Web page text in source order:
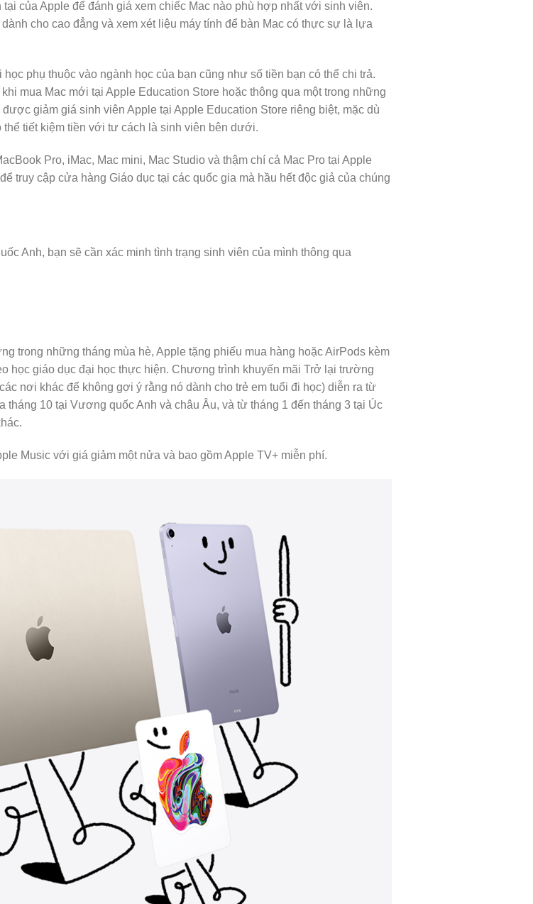
của Apple để đánh giá xem chiếc Mac nào phù hợp nhất với sinh viên.
cho cao đẳng và xem xét liệu máy tính để bàn Mac có thực sự là lựa
phụ thuộc vào ngành học của bạn cũng như số tiền bạn có thể chi trả.
mua Mac mới tại Apple Education Store hoặc thông qua một trong những
giảm giá sinh viên Apple tại Apple Education Store riêng biệt, mặc dù
tiết kiệm tiền với tư cách là sinh viên bên dưới.
Pro, iMac, Mac mini, Mac Studio và thậm chí cả Mac Pro tại Apple
truy cập cửa hàng Giáo dục tại các quốc gia mà hầu hết độc giả của chúng
Anh, bạn sẽ cần xác minh tình trạng sinh viên của mình thông qua
trong những tháng mùa hè, Apple tặng phiếu mua hàng hoặc AirPods kèm
học giáo dục đại học thực hiện. Chương trình khuyến mãi Trở lại trường
nơi khác để không gợi ý rằng nó dành cho trẻ em tuổi đi học) diễn ra từ
10 tại Vương quốc Anh và châu Âu, và từ tháng 1 đến tháng 3 tại Úc
Music với giá giảm một nửa và bao gồm Apple TV+ miễn phí.